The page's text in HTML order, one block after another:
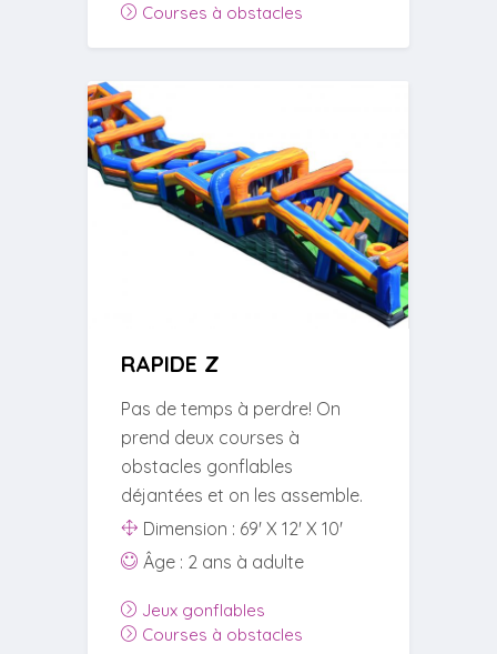
Courses à obstacles
RAPIDE Z
Pas de temps à perdre! On
prend deux courses à
obstacles gonflables
déjantées et on les assemble.
Dimension : 69' X 12' X 10'
Âge : 2 ans à adulte
Jeux gonflables
Courses à obstacles